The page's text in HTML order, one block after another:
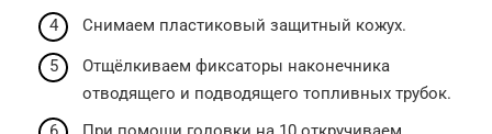
Снимаем пластиковый защитный кожух.
Отщёлкиваем фиксаторы наконечника
отводящего и подводящего топливных трубок.